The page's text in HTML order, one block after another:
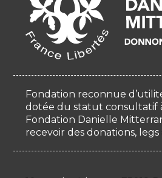
Fondation reconnue
dotée du statut consultatif
Fondation Danielle
recevoir des donations, legs